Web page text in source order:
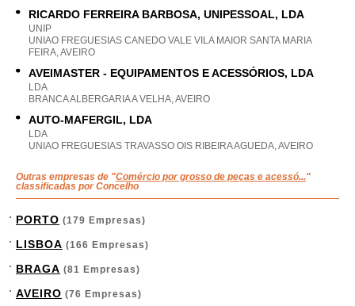
RICARDO FERREIRA BARBOSA, UNIPESSOAL, LDA
UNIP
UNIAO FREGUESIAS CANEDO VALE VILA MAIOR SANTA MARIA
FEIRA, AVEIRO
AVEIMASTER - EQUIPAMENTOS E ACESSÓRIOS, LDA
LDA
BRANCA ALBERGARIA A VELHA, AVEIRO
AUTO-MAFERGIL, LDA
LDA
UNIAO FREGUESIAS TRAVASSO OIS RIBEIRA AGUEDA, AVEIRO
Outras empresas de "Comércio por grosso de peças e acessó..."
classificadas por Concelho
PORTO (179 Empresas)
LISBOA (166 Empresas)
BRAGA (81 Empresas)
AVEIRO (76 Empresas)